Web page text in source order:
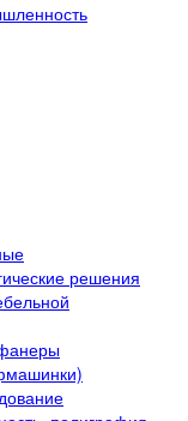
решения